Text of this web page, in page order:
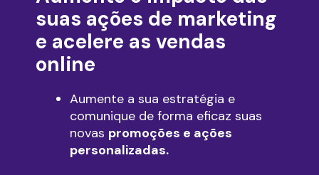
suas ações de marketing
e acelere as vendas
online
Aumente a sua estratégia e
comunique de forma eficaz suas
novas promoções e ações
personalizadas.